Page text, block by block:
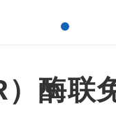
）酶联